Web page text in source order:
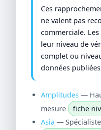
Ces
ne valent pas
commerciale.
leur niveau de
complet ou
données
Amplitudes—
mesure
fiche
Asia —